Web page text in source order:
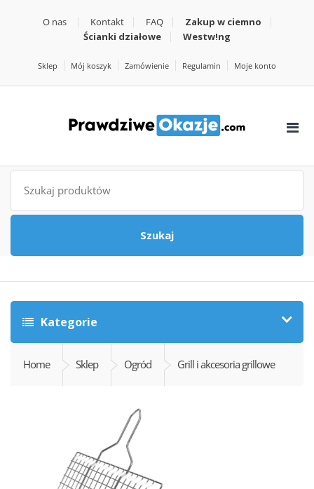
O nas Kontakt FAQ
Zakup w ciemno
Ścianki działowe
Westw!ng
Sklep Mój koszyk Zamówienie Regulamin Moje konto
Szukaj
Szukaj
Kategorie
Home Sklep Ogród Grill i akcesoria grillowe